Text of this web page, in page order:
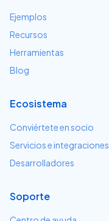
Ejemplos
Recursos
Herramientas
Blog
Ecosistema
Conviértete en socio
Servicios e integraciones
Desarrolladores
Soporte